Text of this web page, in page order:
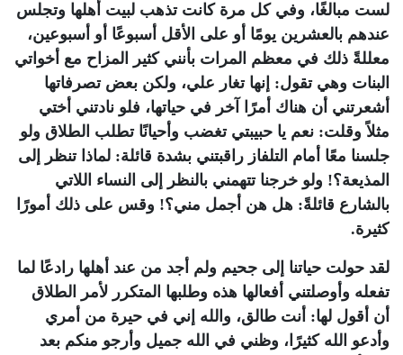
لست مبالغًا، وفي كل مرة كانت تذهب لبيت أهلها وتجلس
عندهم بالعشرين يومًا أو على الأقل أسبوعًا أو أسبوعين،
معللةً ذلك في معظم المرات بأنني كثير المزاح مع أخواتي
البنات وهي تقول: إنها تغار علي، ولكن بعض تصرفاتها
أشعرتني أن هناك أمرًا آخر في حياتها، فلو نادتني أختي
مثلاً وقلت: نعم يا حبيبتي تغضب وأحيانًا تطلب الطلاق ولو
جلسنا معًا أمام التلفاز راقبتني بشدة قائلة: لماذا تنظر إلى
المذيعة؟! ولو خرجنا تتهمني بالنظر إلى النساء اللاتي
بالشارع قائلةً: هل هن أجمل مني؟! وقس على ذلك أمورًا
كثيرة.
لقد حولت حياتنا إلى جحيم ولم أجد من عند أهلها رادعًا لما
تفعله وأوصلتني أفعالها هذه وطلبها المتكرر لأمر الطلاق
أن أقول لها: أنت طالق، والله إني في حيرة من أمري
وأدعو الله كثيرًا، وظني في الله جميل وأرجو منكم بعد